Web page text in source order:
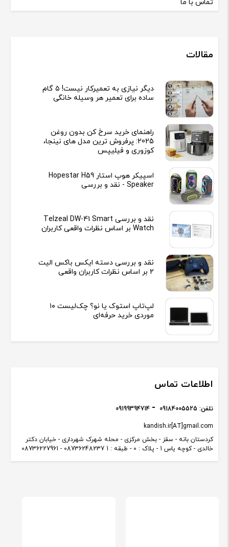
تماس با ما
مقالات
دیگر نیازی به تعمیرکار نیست! ۵ گام
ساده برای تعمیر هر وسیله خانگی
راهنمای خرید سرخ کن بدون روغن
2025: پرفروش ترین مدل های نینجا،
کوزوری و فیلیپس
اسپیکر هوپ استار Hopestar H59
Speaker - نقد و بررسی
نقد و بررسی Telzeal DW-41 Smart
Watch بر اساس نظرات واقعی کاربران
نقد و بررسی دسته ایکس باکس الیت
2 بر اساس نظرات کاربران واقعی
لپ‌تاپ استوک یا نو؟ چک‌لیست ۱۰
موردی خرید حرفه‌ای
اطلاعات تماس
کردستان بانه - سقز - بخش مرکزی - محله شهرک شهرداری - خیابان دکتر
خالدی - کوچه یاس 1 - پلاک : 0 - طبقه : 1 08736248237 - 08736227961
kandish.ir[AT]gmail.com
تلفن: 09184005525
09199394714